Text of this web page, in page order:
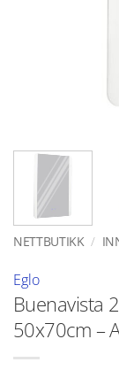
NETTBUTIKK /
Eglo
Buenavista
50x70cm –